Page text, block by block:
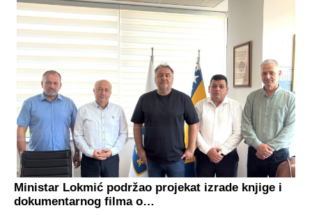
Ministar Lokmić podržao projekat izrade knjige i
dokumentarnog filma o…